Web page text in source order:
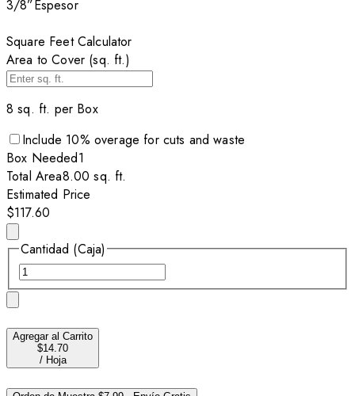
3/8”Espesor
Square Feet Calculator
Area to Cover (sq. ft.)
8 sq. ft. per Box
Include 10% overage for cuts and waste
Box Needed1
Total Area8.00 sq. ft.
Estimated Price
$117.60
Cantidad (Caja)
Agregar al Carrito
$14.70
/ Hoja